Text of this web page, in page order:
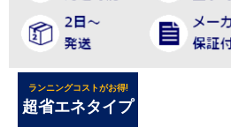
ランニングコストがお得!
超省エネタイプ